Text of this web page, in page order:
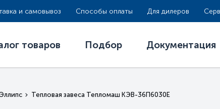
и самовывоз Способы оплаты Для дилеров
товаров Подбор Документация
Тепловая завеса Тепломаш КЭВ-36П6030Е